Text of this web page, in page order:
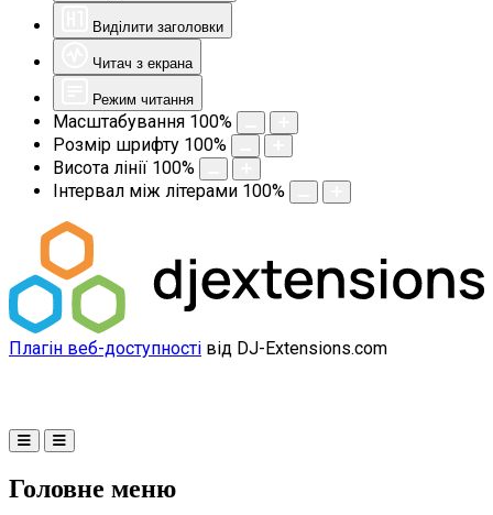
Виділити заголовки
Читач з екрана
Режим читання
Масштабування 100%
Розмір шрифту 100%
Висота лінії 100%
Інтервал між літерами 100%
Плагін веб-доступності від DJ-Extensions.com
Головне меню